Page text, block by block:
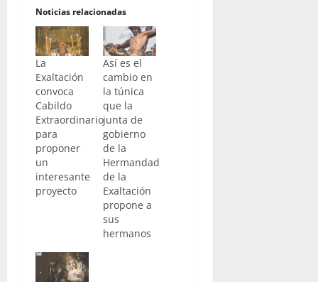
Noticias relacionadas
La
Exaltación
convoca
Cabildo
Extraordinario
para
proponer
un
interesante
proyecto
Así es el
cambio en
la túnica
que la
junta de
gobierno
de la
Hermandad
de la
Exaltación
propone a
sus
hermanos